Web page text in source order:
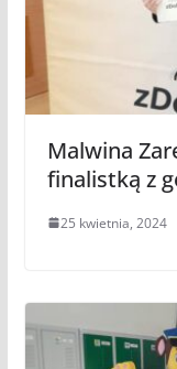
Malwina
finalistką z
25 kwietnia, 2024